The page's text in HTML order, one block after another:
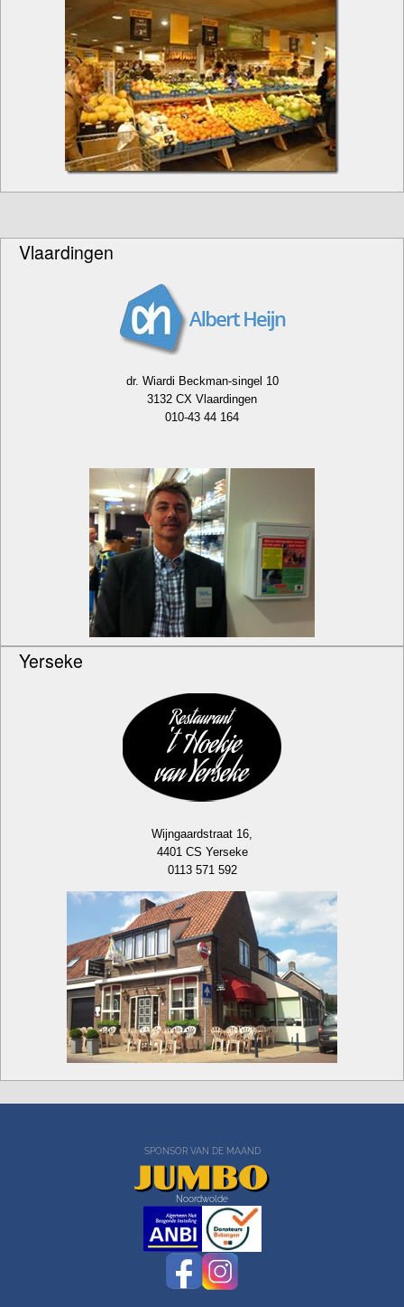
Vlaardingen
dr. Wiardi Beckman-singel 10
3132 CX Vlaardingen
010-43 44 164
Yerseke
Wijngaardstraat 16,
4401 CS Yerseke
0113 571 592
SPONSOR VAN DE MAAND
Noordwolde